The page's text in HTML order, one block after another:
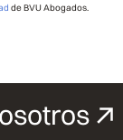
de BVU Abogados.